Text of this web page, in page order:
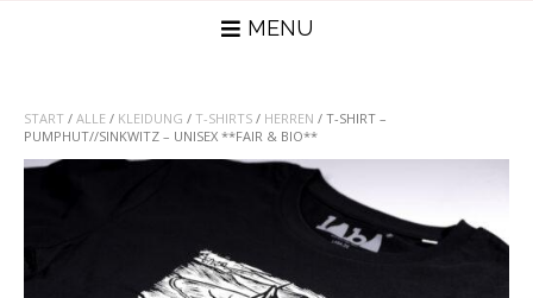
MENU
START / ALLE / KLEIDUNG / T-SHIRTS / HERREN / T-SHIRT –
PUMPHUT//SINKWITZ – UNISEX **FAIR & BIO**